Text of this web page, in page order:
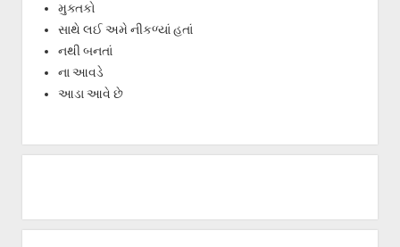
મુક્તકો
સાથે લઈ અમે નીકળ્યાં હતાં
નથી બનતાં
ના આવડે
આડા આવે છે